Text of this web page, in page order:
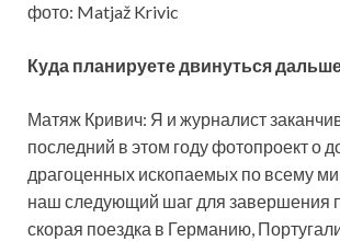
фото: Matjaž Krivic
Куда планируете двинуться
Матяж Кривич: Я и журналист
последний в этом году фотопроект о
драгоценных ископаемых по всему
наш следующий шаг для завершения
скорая поездка в Германию,